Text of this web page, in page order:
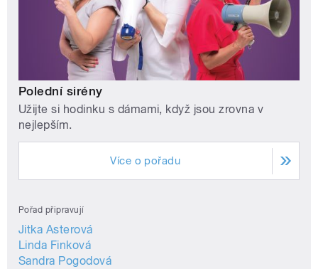
Polední sirény
Užijte si hodinku s dámami, když jsou zrovna v
nejlepším.
Více o pořadu
Pořad připravují
Jitka Asterová
Linda Finková
Sandra Pogodová